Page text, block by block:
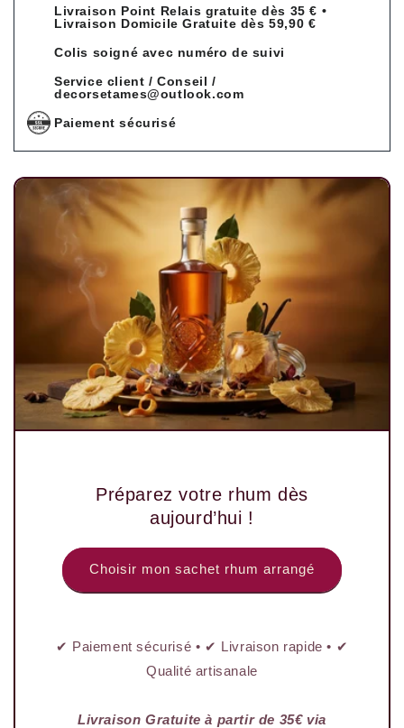
Livraison Point Relais gratuite dès 35 € •
Livraison Domicile Gratuite dès 59,90 €
Colis soigné avec numéro de suivi
Service client / Conseil /
decorsetames@outlook.com
Paiement sécurisé
Préparez votre rhum dès
aujourd’hui !
Choisir mon sachet rhum arrangé
✔ Paiement sécurisé • ✔ Livraison rapide • ✔
Qualité artisanale
Livraison Gratuite à partir de 35€ via